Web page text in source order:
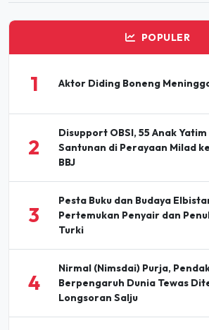
POPULER
1 Aktor Diding Boneng
2
Disupport OBSI, 55 Anak
Santunan di Perayaan Milad
BBJ
3
Pesta Buku dan Budaya
Pertemukan Penyair dan
Turki
4
Nirmal (Nimsdai) Purja,
Berpengaruh Dunia Tewas
Longsoran Salju